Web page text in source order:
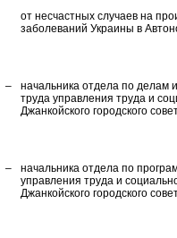
от несчастных случаев на
заболеваний Украины в
–
начальника отдела по делам
труда управления труда и
Джанкойского городского
–
начальника отдела по
управления труда и
Джанкойского городского